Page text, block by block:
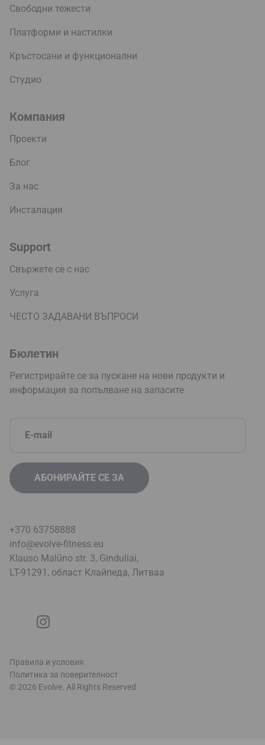
Свободни тежести
Платформи и настилки
Кръстосани и функционални
Студио
Компания
Проекти
Блог
За нас
Инсталация
Support
Свържете се с нас
Услуга
ЧЕСТО ЗАДАВАНИ ВЪПРОСИ
Бюлетин
Регистрирайте се за пускане на нови продукти и
информация за попълване на запасите
+370 63758888
info@evolve-fitness.eu
Klauso Malūno str. 3, Ginduliai,
LT-91291, област Клайпеда, Литваa
© 2026 Evolve. All Rights Reserved
Правила и условия
Политика за поверителност